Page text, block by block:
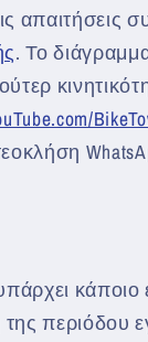
απαιτήσεις
. Το
περιόδου